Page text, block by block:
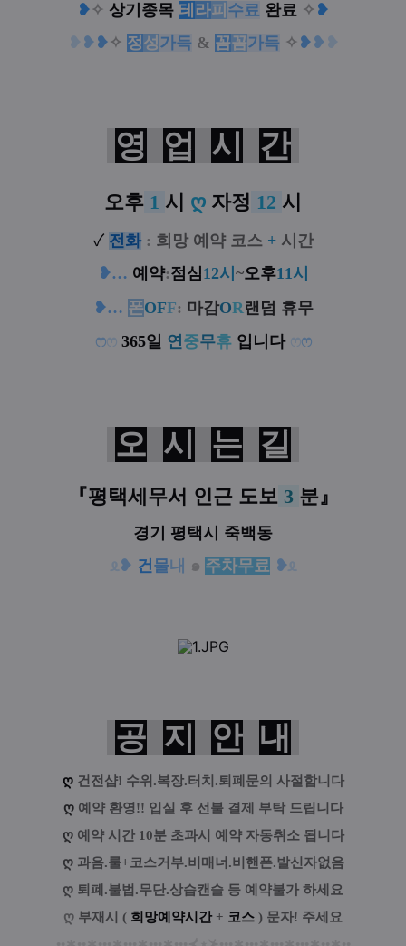
❥ ✧ 상기종목 테 라피 수료 완료 ✧ ❥
❥ ❥ ❥ ✧ 정성가득 & 꼼꼼가득 ✧ ❥ ❥ ❥
영 업 시 간
오후 1 시 ღ 자정 12 시
✓ 전화 : 희망 예약 코스 + 시간
❥… 예약:점심 12시 ~오후11시
❥… 폰OFF: 마감OR랜덤 휴무
ෆෆ365일 연중무휴입니다 ෆෆ
오 시 는 길
『평택세무서 인근 도보3 분』
경기 평택시 죽백동
ᦸ❥ 건물내 ๑ 주차무료 ❥ᦸ
공 지 안 내
ღ 건전샵! 수위.복장.터치.퇴폐문의 사절합니다
ღ 예약 환영!! 입실 후 선불 결제 부탁 드립니다
ღ 예약 시간 10분 초과시 예약 자동취소 됩니다
ღ 과음.룰+코스거부.비매너.비핸폰.발신자없음
ღ 퇴폐.불법.무단.상습캔슬 등 예약불가 하세요
ღ 부재시 ( 희망예약시간 + 코스 ) 문자! 주세요